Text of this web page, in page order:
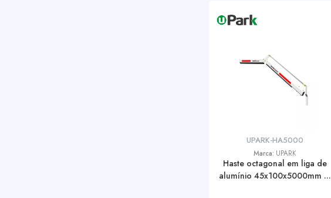
UPARK-HA5000
Marca: UPARK
Haste octagonal em liga de
alumínio 45x100x5000mm ...